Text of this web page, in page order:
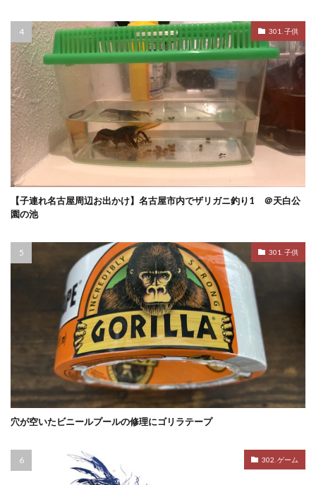
301. 子供
【子連れ名古屋周辺お出かけ】名古屋市内でザリガニ釣り1 ＠天白公
園の池
301. 子供
穴が空いたビニールプールの修理にゴリラテープ
302. ゲーム